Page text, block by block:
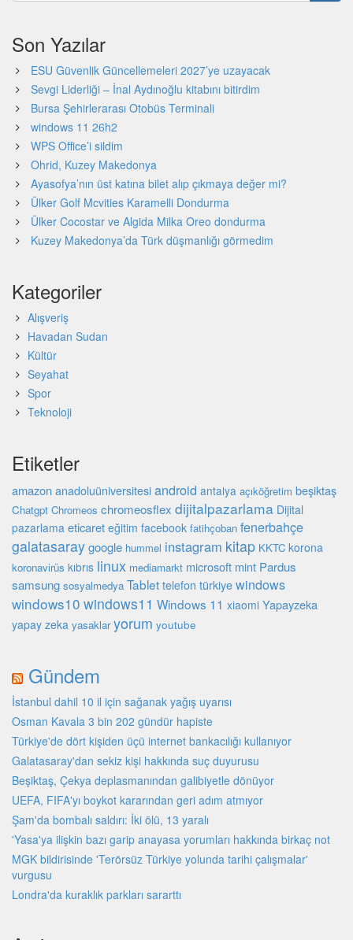
Son Yazılar
ESU Güvenlik Güncellemeleri 2027’ye uzayacak
Sevgi Liderliği – İnal Aydınoğlu kitabını bitirdim
Bursa Şehirlerarası Otobüs Terminali
windows 11 26h2
WPS Office’i sildim
Ohrid, Kuzey Makedonya
Ayasofya’nın üst katına bilet alıp çıkmaya değer mi?
Ülker Golf Mcvities Karamelli Dondurma
Ülker Cocostar ve Algida Milka Oreo dondurma
Kuzey Makedonya’da Türk düşmanlığı görmedim
Kategoriler
Alışveriş
Havadan Sudan
Kültür
Seyahat
Spor
Teknoloji
Etiketler
amazon anadoluüniversitesi android antalya açıköğretim beşiktaş
Chatgpt Chromeos chromeosflex dijitalpazarlama Dijital
pazarlama eticaret eğitim facebook fatihçoban fenerbahçe
galatasaraygoogle hummel instagram kitap KKTC korona
koronavirüs kıbrıs linux mediamarkt microsoft mint Pardus
samsung sosyalmedya Tablet telefon türkiyewindows
windows10 windows11 Windows 11 xiaomi Yapayzeka
yapay zeka yasaklar yorum youtube
Gündem
İstanbul dahil 10 il için sağanak yağış uyarısı
Osman Kavala 3 bin 202 gündür hapiste
Türkiye'de dört kişiden üçü internet bankacılığı kullanıyor
Galatasaray'dan sekiz kişi hakkında suç duyurusu
Beşiktaş, Çekya deplasmanından galibiyetle dönüyor
UEFA, FIFA'yı boykot kararından geri adım atmıyor
Şam'da bombalı saldırı: İki ölü, 13 yaralı
'Yasa'ya ilişkin bazı garip anayasa yorumları hakkında birkaç not
MGK bildirisinde 'Terörsüz Türkiye yolunda tarihi çalışmalar'
vurgusu
Londra'da kuraklık parkları sararttı